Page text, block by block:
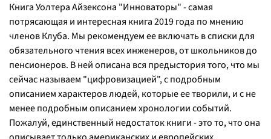
Книга Уолтера Айзексона "Инноваторы" - самая
потрясающая и интересная книга 2019 года по мнению
членов Клуба. Мы рекомендуем ее включать в списки для
обязательного чтения всех инженеров, от школьников до
пенсионеров. В ней описана вся предыстория того, что мы
сейчас называем "цифровизацией", с подробным
описанием характеров людей, которые ее творили, и с не
менее подробным описанием хронологии событий.
Пожалуй, единственный недостаток книги - это то, что она